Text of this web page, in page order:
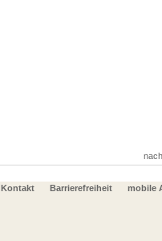
Kontakt Barrierefreiheit mobile